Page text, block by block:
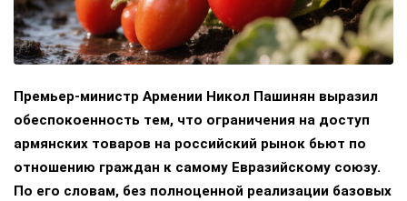
Премьер-министр Армении Никол Пашинян выразил
обеспокоенность тем, что ограничения на доступ
армянских товаров на российский рынок бьют по
отношению граждан к самому Евразийскому союзу.
По его словам, без полноценной реализации базовых